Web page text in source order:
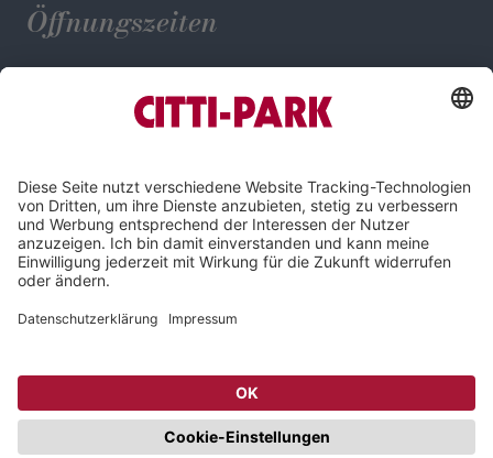
Öffnungszeiten
Impressum
Datenschutz
Cookie-Einstellungen